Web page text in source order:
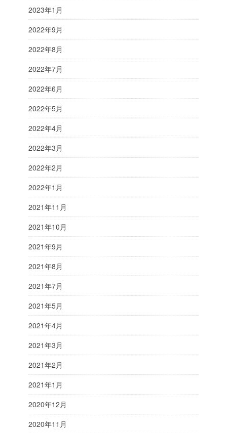
2023年1月
2022年9月
2022年8月
2022年7月
2022年6月
2022年5月
2022年4月
2022年3月
2022年2月
2022年1月
2021年11月
2021年10月
2021年9月
2021年8月
2021年7月
2021年5月
2021年4月
2021年3月
2021年2月
2021年1月
2020年12月
2020年11月